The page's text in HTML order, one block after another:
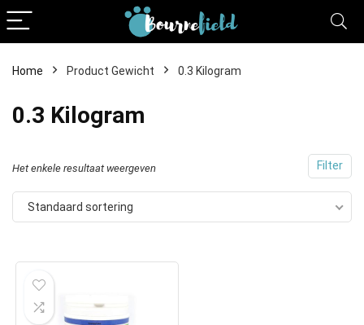
Home Product Gewicht 0.3 Kilogram
0.3 Kilogram
Filter
Het enkele resultaat weergeven
Standaard sortering